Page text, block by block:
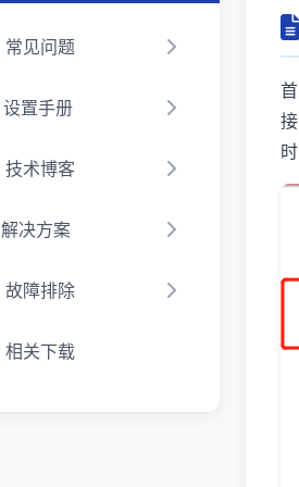
常见问题
设置手册
技术博客
解决方案
故障排除
相关下载